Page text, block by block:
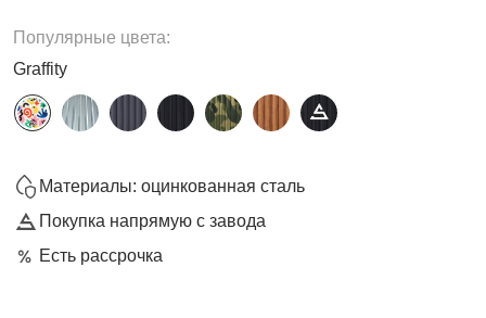
Популярные цвета:
Graffity
Материалы: оцинкованная сталь
Покупка напрямую с завода
Есть рассрочка